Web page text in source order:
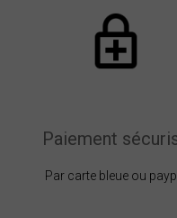
Paiement
Par carte bleue ou